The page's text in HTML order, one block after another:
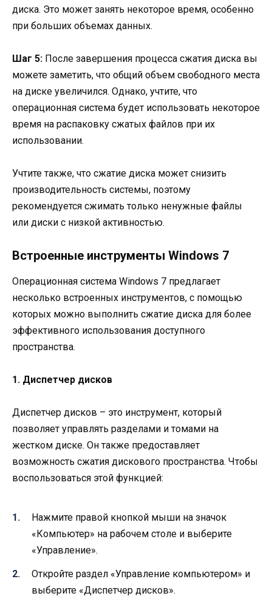
диска. Это может занять некоторое время, особенно
при больших объемах данных.
Шаг 5: После завершения процесса сжатия диска вы
можете заметить, что общий объем свободного места
на диске увеличился. Однако, учтите, что
операционная система будет использовать некоторое
время на распаковку сжатых файлов при их
использовании.
Учтите также, что сжатие диска может снизить
производительность системы, поэтому
рекомендуется сжимать только ненужные файлы
или диски с низкой активностью.
Встроенные инструменты Windows 7
Операционная система Windows 7 предлагает
несколько встроенных инструментов, с помощью
которых можно выполнить сжатие диска для более
эффективного использования доступного
пространства.
1. Диспетчер дисков
Диспетчер дисков – это инструмент, который
позволяет управлять разделами и томами на
жестком диске. Он также предоставляет
возможность сжатия дискового пространства. Чтобы
воспользоваться этой функцией:
Нажмите правой кнопкой мыши на значок
«Компьютер» на рабочем столе и выберите
«Управление».
Откройте раздел «Управление компьютером» и
выберите «Диспетчер дисков».